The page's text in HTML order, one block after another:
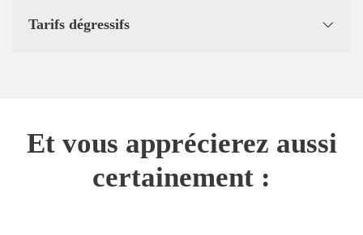
Tarifs dégressifs
Et vous apprécierez aussi
certainement :